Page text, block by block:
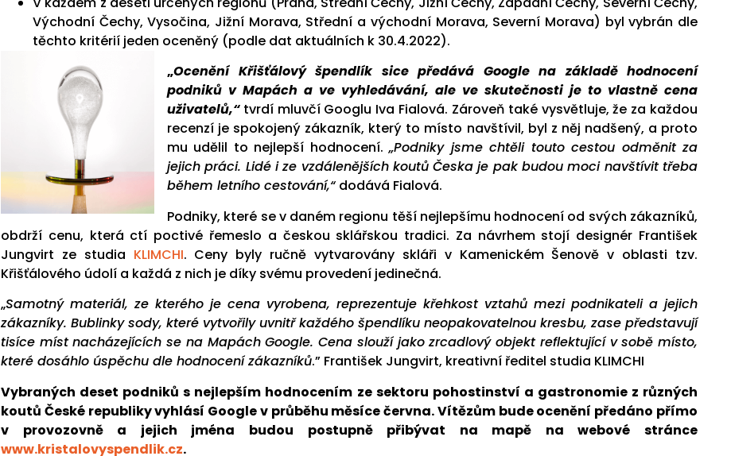
Východní Čechy, Vysočina, Jižní Morava, Střední a východní Morava, Severní Morava) byl vybrán dle
těchto kritérií jeden oceněný (podle dat aktuálních k 30.4.2022).
„Ocenění Křišťálový špendlík sice předává Google na základě hodnocení
podniků v Mapách a ve vyhledávání, ale ve skutečnosti je to vlastně cena
uživatelů,“ tvrdí mluvčí Googlu Iva Fialová. Zároveň také vysvětluje, že za každou
recenzí je spokojený zákazník, který to místo navštívil, byl z něj nadšený, a proto
mu udělil to nejlepší hodnocení.„Podniky jsme chtěli touto cestou odměnit za
jejich práci. Lidé i ze vzdálenějších koutů Česka je pak budou moci navštívit třeba
během letního cestování,“ dodává Fialová.
Podniky, které se v daném regionu těší nejlepšímu hodnocení od svých zákazníků,
obdrží cenu, která ctí poctivé řemeslo a českou sklářskou tradici. Za návrhem stojí designér František
Jungvirt ze studia KLIMCHI. Ceny byly ručně vytvarovány skláři v Kamenickém Šenově v oblasti tzv.
Křišťálového údolí a každá z nich je díky svému provedení jedinečná.
„Samotný materiál, ze kterého je cena vyrobena, reprezentuje křehkost vztahů mezi podnikateli a jejich
zákazníky. Bublinky sody, které vytvořily uvnitř každého špendlíku neopakovatelnou kresbu, zase představují
tisíce míst nacházejících se na Mapách Google. Cena slouží jako zrcadlový objekt reflektující v sobě místo,
které dosáhlo úspěchu dle hodnocení zákazníků.” František Jungvirt, kreativní ředitel studia KLIMCHI
Vybraných deset podniků s nejlepším hodnocením ze sektoru pohostinství a gastronomie z různých
koutů České republiky vyhlásí Google v průběhu měsíce června. Vítězům bude ocenění předáno přímo
v provozovně a jejich jména budou postupně přibývat na mapě na webové stránce
www.kristalovyspendlik.cz.